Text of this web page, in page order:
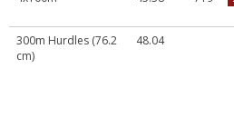
300m Hurdles (76.2
cm)
48.04